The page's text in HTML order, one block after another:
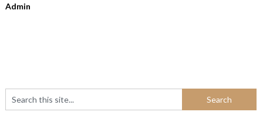
Admin